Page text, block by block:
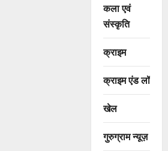
कला एवं
संस्कृति
क्राइम
क्राइम एंड लॉ
खेल
गुरुग्राम न्यूज़